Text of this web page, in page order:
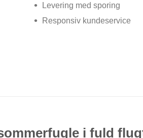
Levering med sporing
Responsiv kundeservice
i fuld